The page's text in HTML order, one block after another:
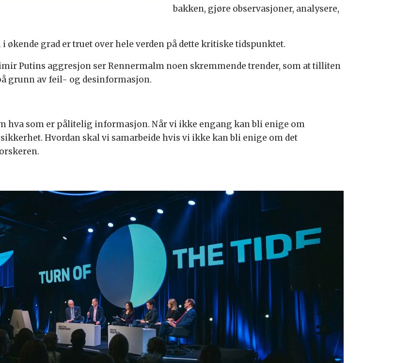
bakken, gjøre observasjoner, analysere,
økende grad er truet over hele verden på dette kritiske tidspunktet.
Putins aggresjon ser Rennermalm noen skremmende trender, som at tilliten
grunn av feil- og desinformasjon.
hva som er pålitelig informasjon. Når vi ikke engang kan bli enige om
Hvordan skal vi samarbeide hvis vi ikke kan bli enige om det